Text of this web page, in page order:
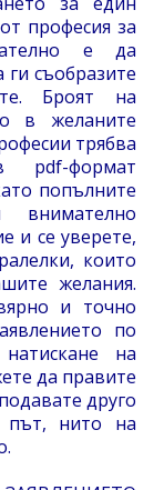
професия за
е да
ги съобразите
Броят на
в желаните
трябва
pdf-формат
попълните
и се уверете,
които
желания.
и точно
по
на
да правите
друго
път, нито на